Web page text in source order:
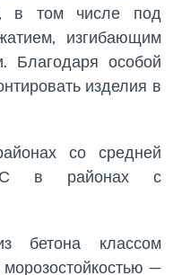
в том числе под
изгибающим
Благодаря особой
изделия в
со средней
в районах с
бетона классом
—